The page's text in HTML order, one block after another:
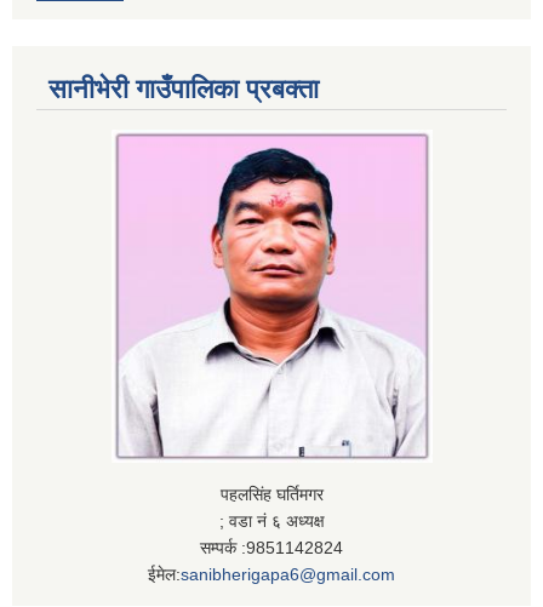
सानीभेरी गाउँपालिका प्रबक्ता
पहलसिंह घर्तिमगर
; वडा नं ६ अध्यक्ष
सम्पर्क :9851142824
ईमेल:sanibherigapa6@gmail.com